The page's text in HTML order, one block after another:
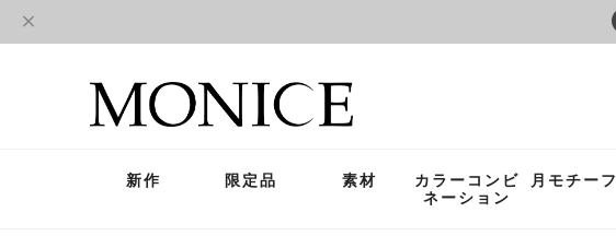
新作 限定品 素材
カラーコンビ
ネーション
月モチーフ